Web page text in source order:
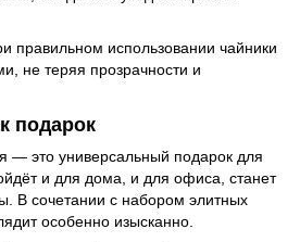
правильном использовании чайники
не теряя прозрачности и
подарок
— это универсальный подарок для
и для дома, и для офиса, станет
В сочетании с набором элитных
особенно изысканно.